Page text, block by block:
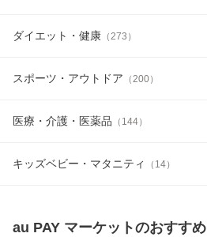
ダイエット・健康 （273 ）
スポーツ・アウトドア （200）
医療・介護・医薬品 （ 144）
キッズベビー・マタニティ （ 14）
au PAY マーケットのおすすめ